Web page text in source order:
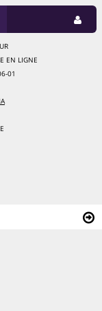
EN LIGNE
01